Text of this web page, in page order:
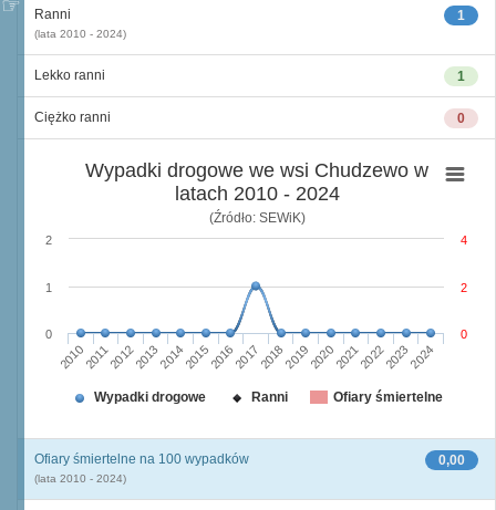
1
Ranni
(lata 2010 - 2024)
1
Lekko ranni
0
Ciężko ranni
Wypadki drogowe we wsi Chudzewo w
latach 2010 - 2024
(Źródło: SEWiK)
201020112012201320142015201620172018201920202021202220232024
0
1
2
0
2
4
Wypadki drogowe Ranni Ofiary śmiertelne
0,00
Ofiary śmiertelne na 100 wypadków
(lata 2010 - 2024)